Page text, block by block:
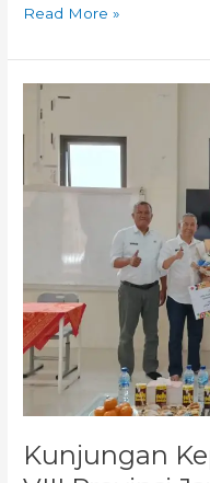
Read More »
Kunjungan
Kunjungan
Kepala
KCD
Wilayah
VIII
menyambut
Duta
Siswa
Indonesia
dari
Sejahtera